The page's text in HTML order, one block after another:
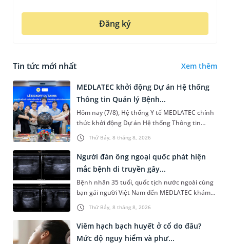
Đăng ký
Tin tức mới nhất Xem thêm
Thứ Bảy, 8 tháng 8, 2026
MEDLATEC khởi động Dự án Hệ thống
Thông tin Quản lý Bệnh...
Hôm nay (7/8), Hệ thống Y tế MEDLATEC chính
thức khởi động Dự án Hệ thống Thông tin
Quản lý Bệnh viện (HIS - Hospital Information
System) giai đoạn mới. Dự á...
Thứ Bảy, 8 tháng 8, 2026
Người đàn ông ngoại quốc phát hiện
mắc bệnh di truyền gây...
Bệnh nhân 35 tuổi, quốc tịch nước ngoài cùng
bạn gái người Việt Nam đến MEDLATEC khám
sức khỏe tiền hôn nhân. Qua thăm khám và
làm các xét nghiệm chuyên sâu,...
Viêm hạch bạch huyết ở cổ do đâu?
Mức độ nguy hiểm và phư...